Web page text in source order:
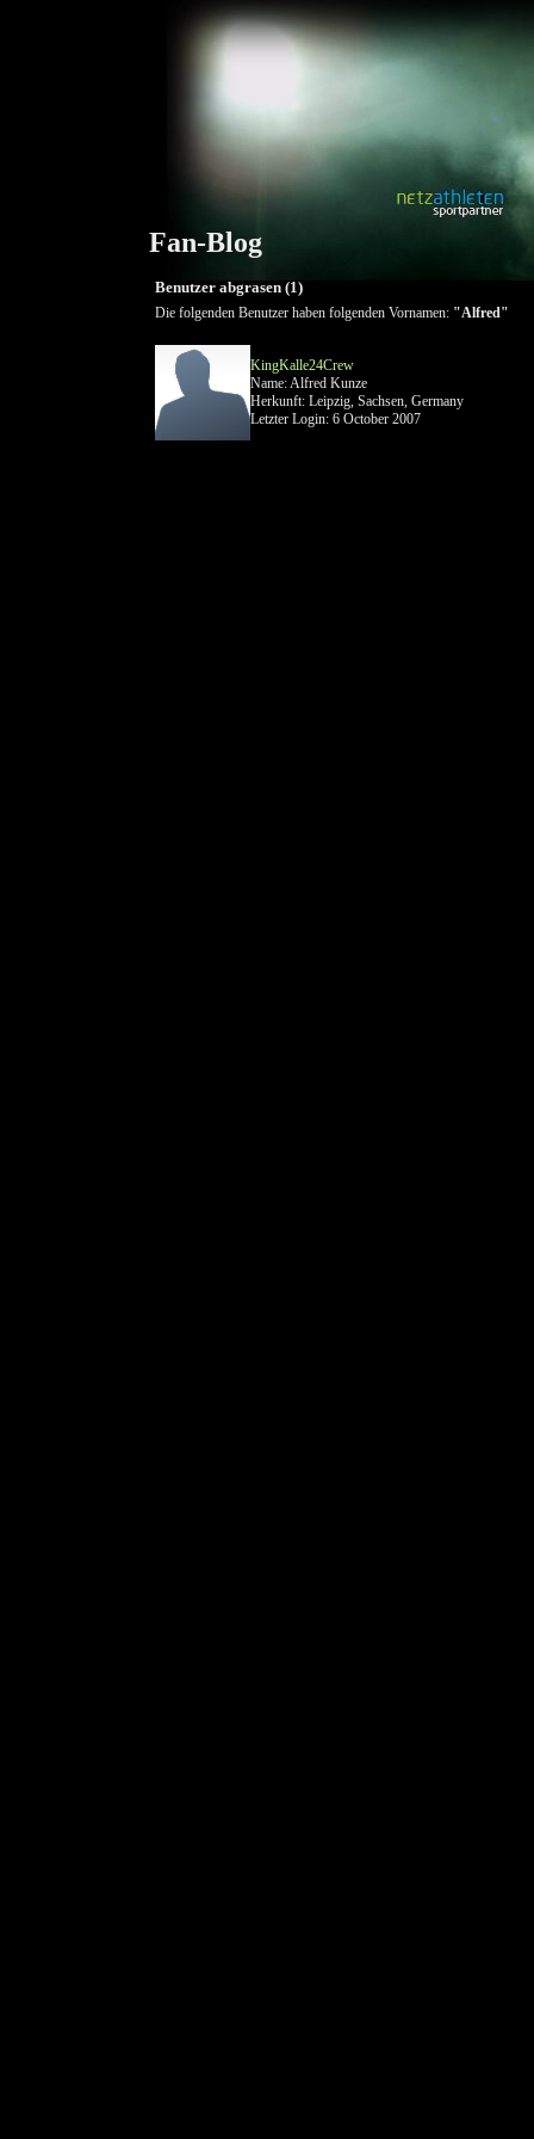
Fan-Blog
Benutzer abgrasen (1)
Die folgenden Benutzer haben folgenden Vornamen: "Alfred"
KingKalle24Crew
Name: Alfred Kunze
Herkunft: Leipzig, Sachsen, Germany
Letzter Login: 6 October 2007